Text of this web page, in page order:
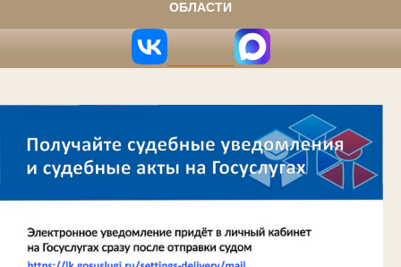
ОБЛАСТИ